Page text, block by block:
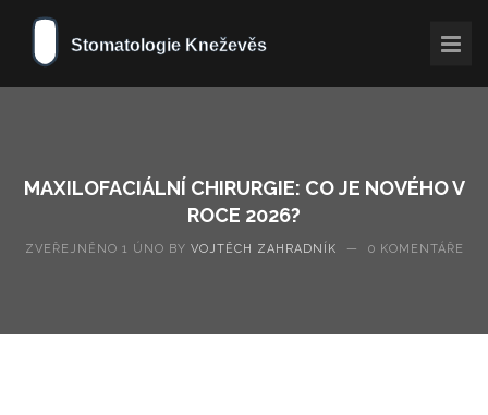
MAXILOFACIÁLNÍ CHIRURGIE: CO JE NOVÉHO V
ROCE 2026?
ZVEŘEJNĚNO 1 ÚNO BY VOJTĚCH ZAHRADNÍK — 0 KOMENTÁŘE